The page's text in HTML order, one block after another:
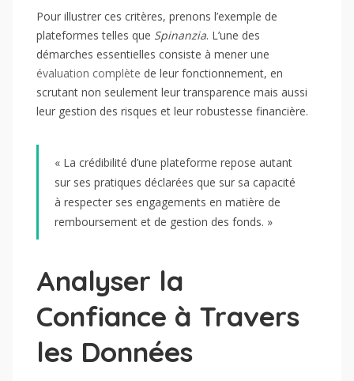
Pour illustrer ces critères, prenons l’exemple de
plateformes telles que Spinanzia. L’une des
démarches essentielles consiste à mener une
évaluation complète de leur fonctionnement, en
scrutant non seulement leur transparence mais aussi
leur gestion des risques et leur robustesse financière.
« La crédibilité d’une plateforme repose autant
sur ses pratiques déclarées que sur sa capacité
à respecter ses engagements en matière de
remboursement et de gestion des fonds. »
Analyser la
Confiance à Travers
les Données